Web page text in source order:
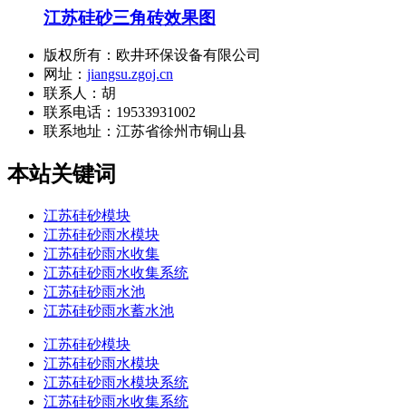
江苏硅砂三角砖效果图
版权所有：欧井环保设备有限公司
网址： jiangsu.zgoj.cn
联系人：胡
联系电话：19533931002
联系地址： 江苏省徐州市铜山县
本站关键词
江苏硅砂模块
江苏硅砂雨水模块
江苏硅砂雨水收集
江苏硅砂雨水收集系统
江苏硅砂雨水池
江苏硅砂雨水蓄水池
江苏硅砂模块
江苏硅砂雨水模块
江苏硅砂雨水模块系统
江苏硅砂雨水收集系统